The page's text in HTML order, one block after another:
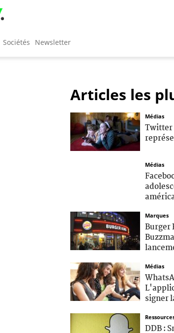
Sociétés Newsletter
Articles les
Médias
Twitter
Médias
Marques
Burger
Médias
signer
DDB :